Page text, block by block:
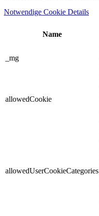
Notwendige Cookie Details
Name
_mg
allowedCookie
allowedUserCookieCategories